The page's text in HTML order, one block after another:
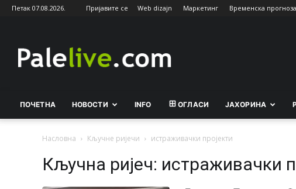
Петак 07.08.2026. Пријавите се Web dizajn Маркетинг Временска прогноза
ПОЧЕТНА НОВОСТИ INFO ОГЛАСИ ЈАХОРИНА
Насловна Кључне ријечи истраживачки пројекти
Кључна ријеч: истраживачки